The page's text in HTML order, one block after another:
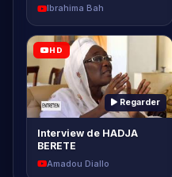
Regarder
Interview de HADJA
BERETE
Amadou Diallo